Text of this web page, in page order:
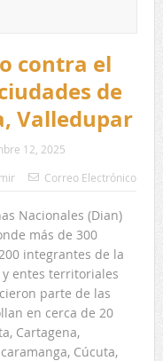
contra el
de
Valledupar
12, 2025
Correo Electrónico
Nacionales (Dian)
más de 300
integrantes de la
y entes territoriales
parte de las
en cerca de 20
Cartagena,
Cúcuta,